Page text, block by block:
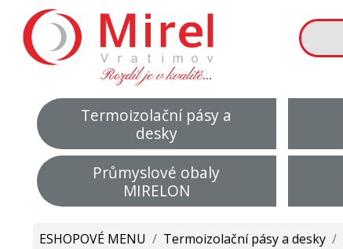
Termoizolační pásy a
desky
Průmyslové obaly
MIRELON
ESHOPOVÉ MENU / Termoizolační pásy a desky /